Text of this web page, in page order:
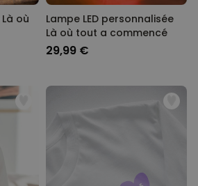
où
Lampe LED personnalisée
Là où tout a commencé
29,99 €